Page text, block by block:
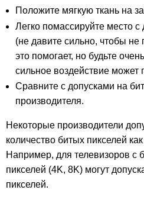
Положите мягкую ткань на
Легко помассируйте место
(не давите сильно, чтобы не
это помогает, но будьте
сильное воздействие может
Сравните с допусками на
производителя.
Некоторые производители
количество битых пикселей
Например, для телевизоров с
пикселей (4K, 8K) могут
пикселей.